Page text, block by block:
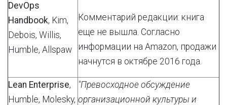
DevOps
Handbook, Kim,
Debois, Willis,
Humble, Allspaw
Комментарий редакции: книга
еще не вышла. Согласно
информации на Amazon, продажи
начнутся в октябре 2016 года.
Lean Enterprise,
Humble, Molesky,
"Превосходное обсуждение
организационной культуры и